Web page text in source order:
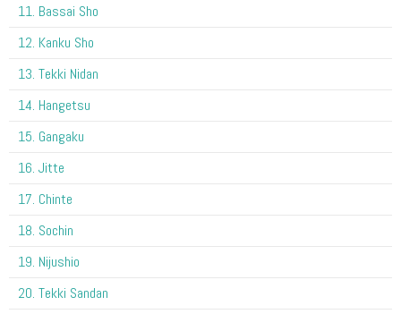
11. Bassai Sho
12. Kanku Sho
13. Tekki Nidan
14. Hangetsu
15. Gangaku
16. Jitte
17. Chinte
18. Sochin
19. Nijushio
20. Tekki Sandan